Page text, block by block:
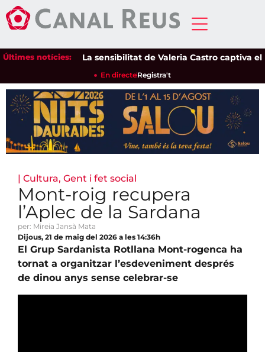
Últimes notícies:La sensibilitat de Valeria Castro captiva el
En directeRegistra't
| Cultura, Gent i fet social
Mont-roig recupera
l’Aplec de la Sardana
per: Mireia Jansà Mata
Dijous, 21 de maig del 2026 a les 14:36h
El Grup Sardanista Rotllana Mont-rogenca ha
tornat a organitzar l’esdeveniment després
de dinou anys sense celebrar-se